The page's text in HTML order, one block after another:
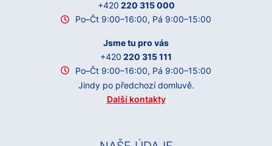
+420 220 315 000
Po–Čt 9:00–16:00, Pá 9:00–15:00
Jsme tu pro vás
+420 220 315 111
Po–Čt 9:00–16:00, Pá 9:00–15:00
Jindy po předchozí domluvě.
Další kontakty